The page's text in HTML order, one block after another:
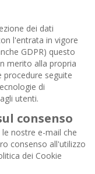
dei dati
l'entrata in vigore
GDPR) questo
merito alla propria
procedure seguite
di
utenti.
consenso
nostre e-mail che
consenso all'utilizzo
dei Cookie